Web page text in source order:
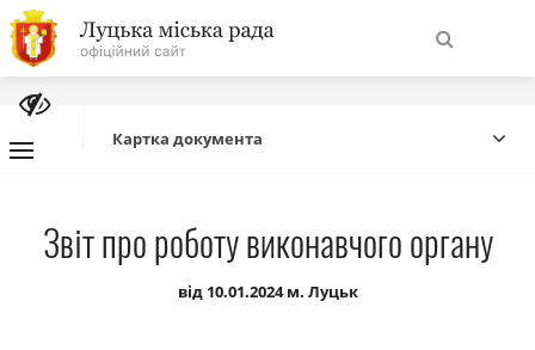
На
головну
сайту
Про місто
Міська влада
Картка документа
Звіт про роботу виконавчого органу
від 10.01.2024 м. Луцьк